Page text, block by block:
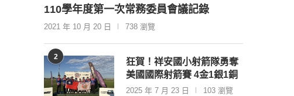
110學年度第一次常務委員會議記錄
2021 年 10 月 20 日 738 瀏覽
2
狂賀！祥安國小射箭隊勇奪
美國國際射箭賽 4金1銀1銅
2025 年 7 月 23 日 103 瀏覽